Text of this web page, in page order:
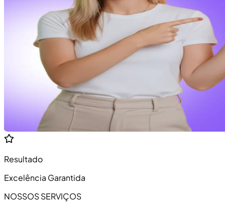
Resultado
Excelência Garantida
NOSSOS SERVIÇOS